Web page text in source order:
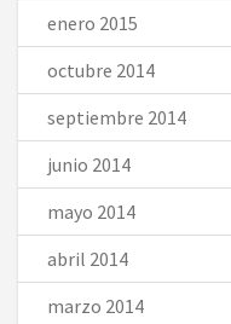
enero 2015
octubre 2014
septiembre 2014
junio 2014
mayo 2014
abril 2014
marzo 2014